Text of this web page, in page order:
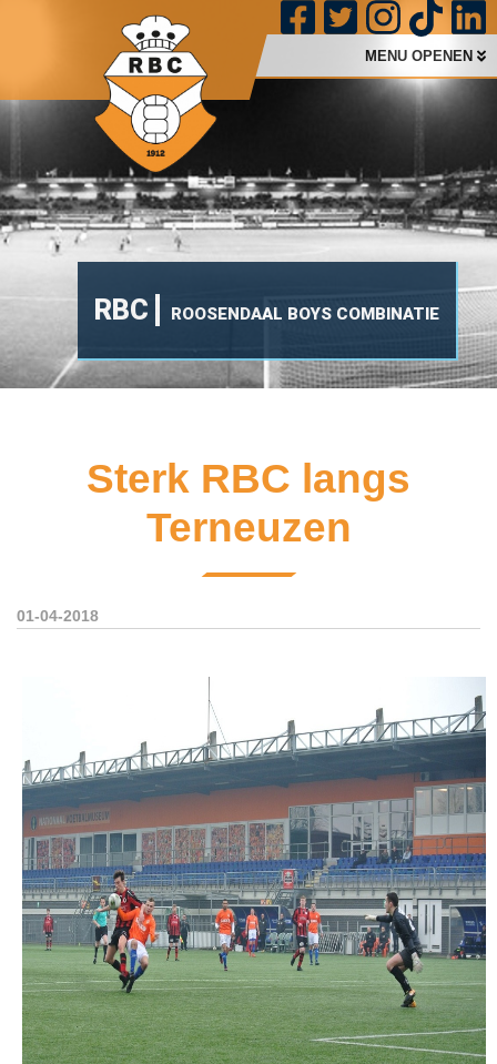
RBC ROOSENDAAL BOYS COMBINATIE
MENU OPENEN
Sterk RBC langs
Terneuzen
01-04-2018